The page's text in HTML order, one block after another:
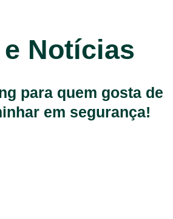
Notícias
para quem gosta de
em segurança!